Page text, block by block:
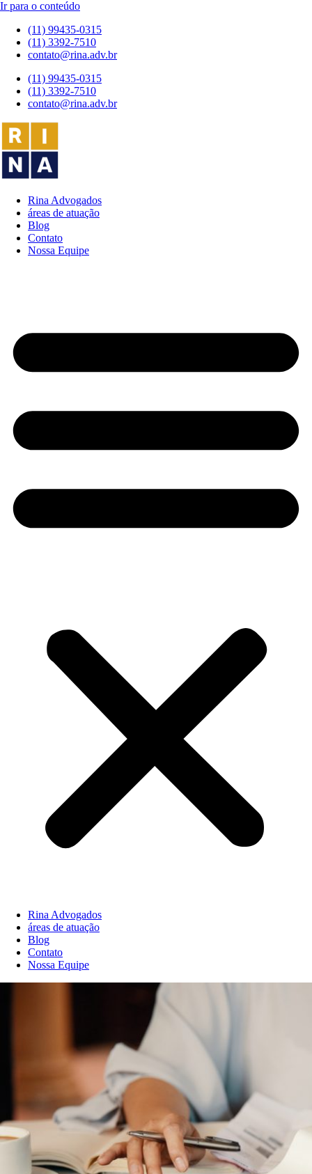
Ir para o conteúdo
(11) 99435-0315
(11) 3392-7510
contato@rina.adv.br
(11) 99435-0315
(11) 3392-7510
contato@rina.adv.br
Rina Advogados
áreas de atuação
Blog
Contato
Nossa Equipe
Rina Advogados
áreas de atuação
Blog
Contato
Nossa Equipe